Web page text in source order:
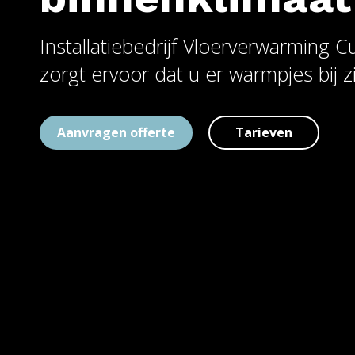
Installatiebedrijf Vloerverwarming
zorgt ervoor dat u er warmpjes bij
Aanvragen offerte Tarieven